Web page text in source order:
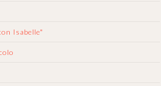
Isabelle"